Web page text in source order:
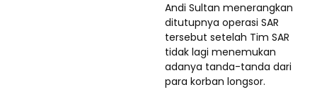
Andi Sultan menerangkan
ditutupnya operasi SAR
tersebut setelah Tim SAR
tidak lagi menemukan
adanya tanda-tanda dari
para korban longsor.